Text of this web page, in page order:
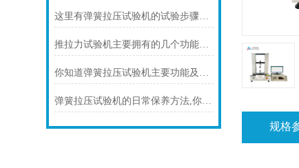
这里有弹簧拉压试验机的试验步骤，新手可以进来了解下
推拉力试验机主要拥有的几个功能分别是什么？
你知道弹簧拉压试验机主要功能及特点是什么吗？
弹簧拉压试验机的日常保养方法,你确定全都知道？
规格